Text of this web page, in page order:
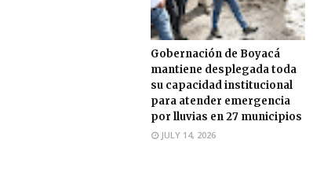
Gobernación de Boyacá
mantiene desplegada toda
su capacidad institucional
para atender emergencia
por lluvias en 27 municipios
JULY 14, 2026